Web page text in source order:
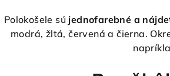
Polokošele sú jednofarebné a
modrá, žltá, červená a čierna.